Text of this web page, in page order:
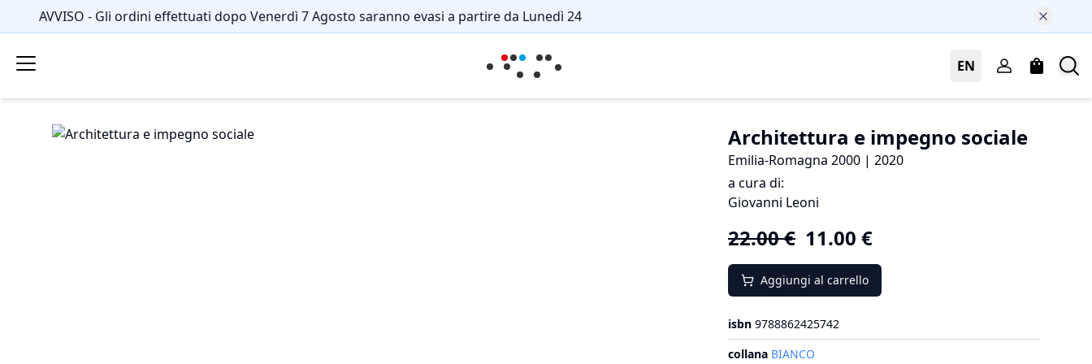
AVVISO - Gli ordini effettuati dopo Venerdì 7 Agosto saranno evasi a partire da Lunedì 24
EN
Architettura e impegno sociale
Emilia-Romagna 2000 | 2020
a cura di:
Giovanni Leoni
22.00€ 11.00 €
Aggiungi al carrello
isbn 9788862425742
collana BIANCO